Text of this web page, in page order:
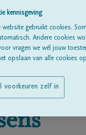
kennisgeving
website gebruikt cookies.
Andere cookies
vragen we wél jouw
opslaan van alle cookies
voorkeuren zelf in